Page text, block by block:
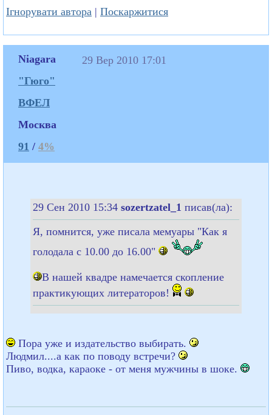
Ігнорувати автора | Поскаржитися
Niagara
"Гюго"
ВФЕЛ
Москва
91 / 4%
29 Вер 2010 17:01
29 Сен 2010 15:34 sozertzatel_1 писав(ла):
Я, помнится, уже писала мемуары "Как я
голодала с 10.00 до 16.00"
В нашей квадре намечается скопление
практикующих литераторов!
Пора уже и издательство выбирать.
Людмил....а как по поводу встречи?
Пиво, водка, караоке - от меня мужчины в шоке.